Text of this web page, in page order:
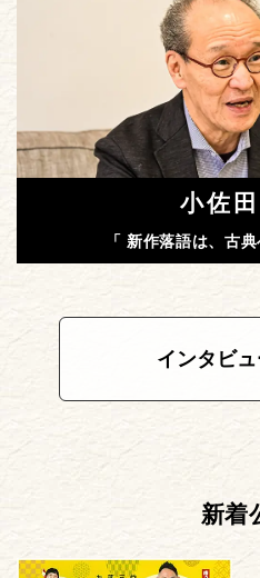
小佐
「 新作落語は、古
インタビ
新着